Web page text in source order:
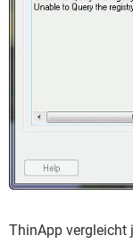
ThinApp vergleicht